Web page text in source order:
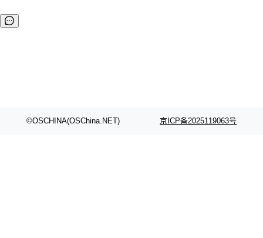
uo 01 和 02），每一代都是按任务拆分的专家
话说，「可能直接杀死了一个正在认真考虑标准
©OSCHINA(OSChina.NET) 京ICP备2025119063号